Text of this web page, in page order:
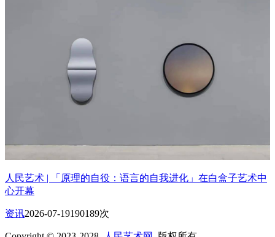
人民艺术 | 「原理的自役：语言的自我进化」在白盒子艺术中
心开幕
资讯2026-07-19190189次